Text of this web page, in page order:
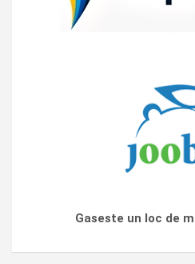
Gaseste un loc de